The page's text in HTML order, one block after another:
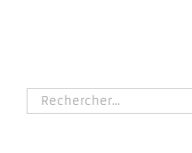
Rechercher: